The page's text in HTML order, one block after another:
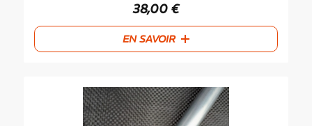
EN SAVOIR
38,00 €